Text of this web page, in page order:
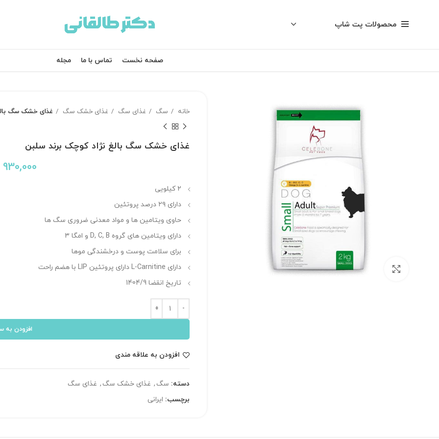
محصولات پت شاپ
صفحه نخست تماس با ما مجله
بزرگنمایی تصویر
خانه سگ غذای سگ غذای خشک سگ غذای خشک سگ
غذای خشک سگ بالغ نژاد کوچک برند سلبن
930,000
۲ کیلویی
دارای ۲۹ درصد پروتئین
حاوی ویتامین ها و مواد معدنی ضروری سگ ها
دارای ویتامین های گروه D, C, B و امگا ۳
برای سلامت پوست و درخشندگی موها
دارای L-Carnitine دارای پروتئین LIP با هضم راحت
تاریخ انقضا 1404/9
افزودن به
افزودن به علاقه مندی
دسته: سگ , غذای خشک سگ , غذای سگ
برچسب: ایرانی